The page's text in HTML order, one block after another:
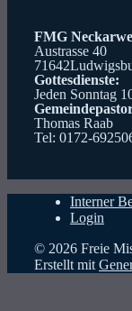
FMG
Austrasse 40
Gottesdienste:
Jeden Sonntag
Thomas Raab
Tel: 0172-
Interner
Login
© 2026 Freie
Erstellt mit